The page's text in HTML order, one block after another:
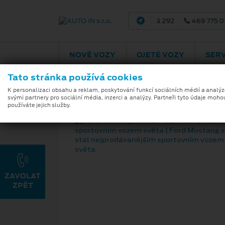
NOVÉ VOZY OJETÉ VOZY
ZAVOLAT
ZPĚT
Tato stránka používá cookies
K personalizaci obsahu a reklam, poskytování funkcí sociálních médií a
svými partnery pro sociální média, inzerci a analýzy. Partneři tyto údaje
používáte jejich služby.